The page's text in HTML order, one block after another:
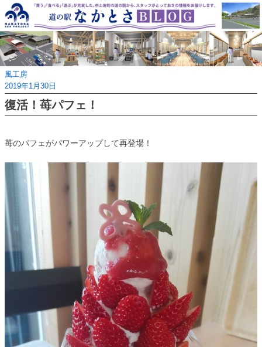
Skip
to
content
風工房
2019年1月30日
復活！苺パフェ！
苺のパフェがパワーアップして再登場！